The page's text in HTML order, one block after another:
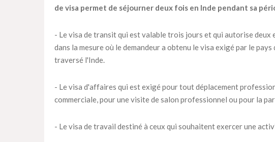
de visa permet de séjourner deux fois en Inde pendant sa
- Le visa de transit qui est valable trois jours et qui autorise deux
dans la mesure où le demandeur a obtenu le visa exigé par le
traversé l'Inde.
- Le visa d'affaires qui est exigé pour tout déplacement
commerciale, pour une visite de salon professionnel ou pour la
- Le visa de travail destiné à ceux qui souhaitent exercer une